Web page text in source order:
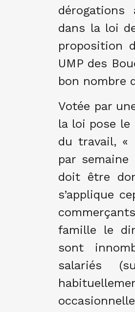
dans la loi
proposition
UMP des
bon nombre
Votée par
la loi pose le
du travail, «
par semaine
doit être
s’applique
famille le
sont
salariés